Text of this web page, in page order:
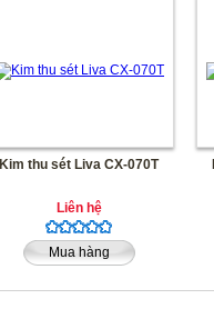
Kim thu sét Liva CX-070T
Liên hệ
Mua hàng